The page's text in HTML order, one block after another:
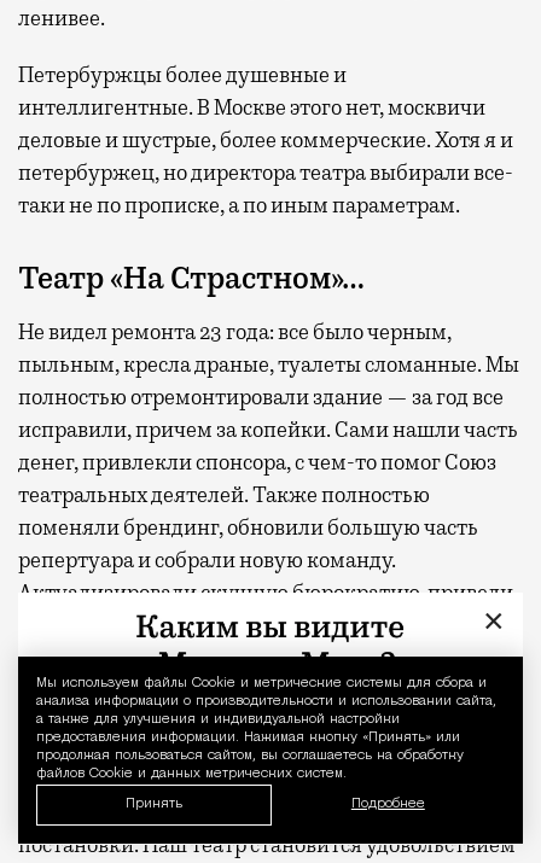
Уведомление
Мы используем файлы Сookie и метрические системы для сбора и
анализа информации о производительности и использовании сайта,
а также для улучшения и индивидуальной настройки
предоставления информации. Нажимая кнопку «Принять» или
продолжая пользоваться сайтом, вы соглашаетесь на обработку
файлов Cookie и данных метрических систем.
Принять Подробнее
ленивее.
Петербуржцы более душевные и
интеллигентные. В Москве этого нет, москвичи
деловые и шустрые, более коммерческие. Хотя я и
петербуржец, но директора театра выбирали все-
таки не по прописке, а по иным параметрам.
Театр «На Страстном»…
Не видел ремонта 23 года: все было черным,
пыльным, кресла драные, туалеты сломанные. Мы
полностью отремонтировали здание — за год все
исправили, причем за копейки. Сами нашли часть
денег, привлекли спонсора, с чем-то помог Союз
театральных деятелей. Также полностью
поменяли брендинг, обновили большую часть
репертуара и собрали новую команду.
Актуализировали скучную бюрократию, привели
в порядок документы и отладили все процессы.
Стараюсь, чтобы театр предстал перед гостями
чистым, современным, интеллигентным и
уютным. Пытаюсь создать сервисный театр. Здесь
культ гостя, а не режиссера. В репертуаре
эмоционально поддерживающие, положительные
постановки. Наш театр становится удовольствием
×